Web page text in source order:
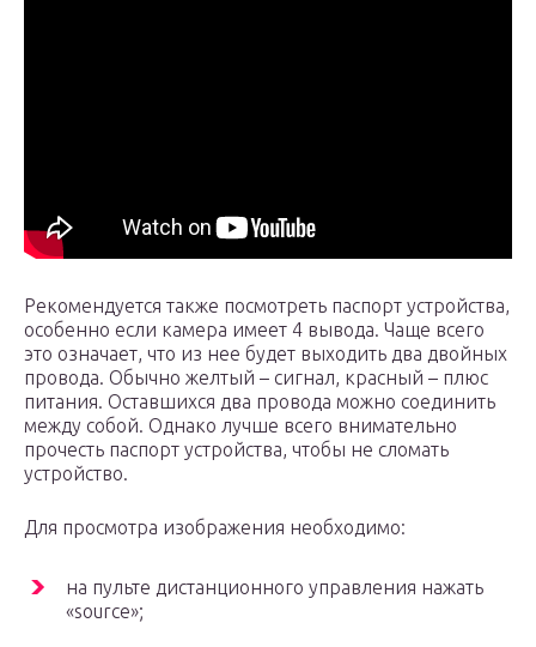
Рекомендуется также посмотреть паспорт устройства,
особенно если камера имеет 4 вывода. Чаще всего
это означает, что из нее будет выходить два двойных
провода. Обычно желтый – сигнал, красный – плюс
питания. Оставшихся два провода можно соединить
между собой. Однако лучше всего внимательно
прочесть паспорт устройства, чтобы не сломать
устройство.
Для просмотра изображения необходимо:
на пульте дистанционного управления нажать
«source»;